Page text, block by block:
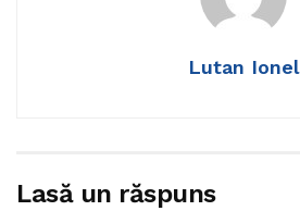
Lutan Ionel
Lasă un răspuns